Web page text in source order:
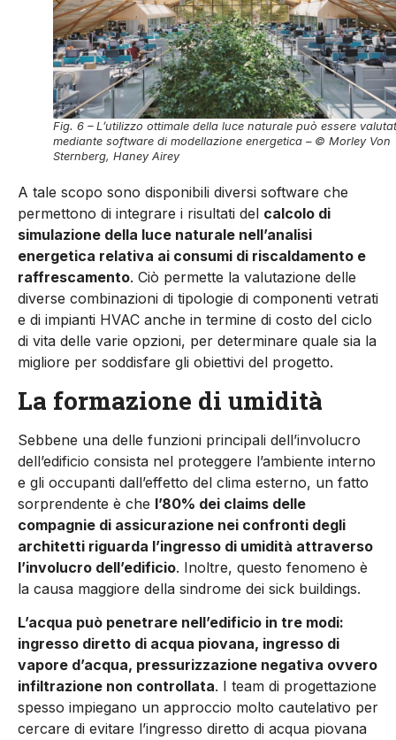
Fig. 6 – L’utilizzo ottimale della luce naturale può essere
mediante software di modellazione energetica – © Morley Von
Sternberg, Haney Airey
A tale scopo sono disponibili diversi software che
permettono di integrare i risultati del calcolo di
simulazione della luce naturale nell’analisi
energetica relativa ai consumi di riscaldamento e
raffrescamento. Ciò permette la va­lutazione delle
diverse combinazioni di tipologie di componenti vetrati
e di impianti HVAC anche in termine di costo del ciclo
di vita delle varie opzioni, per determinare quale sia la
migliore per soddisfare gli obiettivi del progetto.
La formazione di umidità
Sebbene una delle funzioni principali dell’involucro
dell’edifi­cio consista nel proteggere l’ambiente interno
e gli occupanti dall’effetto del clima esterno, un fatto
sorprendente è che l’80% dei claims delle
compagnie di assicurazione nei confronti degli
architetti riguarda l’ingresso di umidità attraverso
l’involucro dell’edificio. Inoltre, questo fenomeno è
la causa maggiore della sindrome dei sick buildings.
L’acqua può penetrare nell’edificio in tre modi:
ingresso diretto di acqua piovana, ingresso di
vapore d’acqua, pressurizzazione negativa ovvero
infiltrazione non con­trollata. I team di progettazione
spesso impiegano un approccio molto cautelativo per
cercare di evitare l’ingresso diretto di ac­qua piovana